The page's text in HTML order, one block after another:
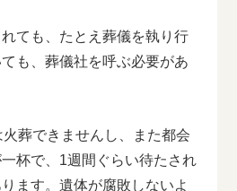
ても、たとえ葬儀を執り行
も、葬儀社を呼ぶ必要があ
葬できませんし、また都会
杯で、1週間ぐらい待たされ
ます。遺体が腐敗しないよ